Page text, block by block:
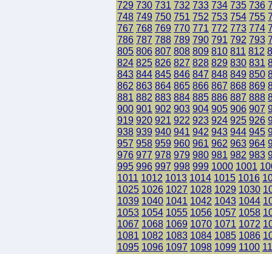
729 730 731 732 733 734 735 736
748 749 750 751 752 753 754 755
767 768 769 770 771 772 773 774
786 787 788 789 790 791 792 793
805 806 807 808 809 810 811 812
824 825 826 827 828 829 830 831
843 844 845 846 847 848 849 850
862 863 864 865 866 867 868 869
881 882 883 884 885 886 887 888
900 901 902 903 904 905 906 907
919 920 921 922 923 924 925 926
938 939 940 941 942 943 944 945
957 958 959 960 961 962 963 964
976 977 978 979 980 981 982 983
995 996 997 998 999 1000 1001
1011 1012 1013 1014 1015 1016
1025 1026 1027 1028 1029 1030
1039 1040 1041 1042 1043 1044
1053 1054 1055 1056 1057 1058
1067 1068 1069 1070 1071 1072
1081 1082 1083 1084 1085 1086
1095 1096 1097 1098 1099 1100